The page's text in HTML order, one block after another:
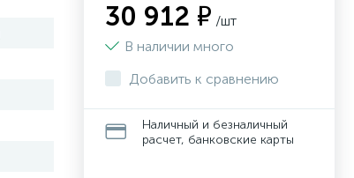
30 912 ₽ /шт
В наличии много
Добавить к сравнению
Наличный и безналичный
расчет, банковские карты